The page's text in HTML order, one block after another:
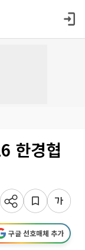
한경협
구글 선호매체 추가